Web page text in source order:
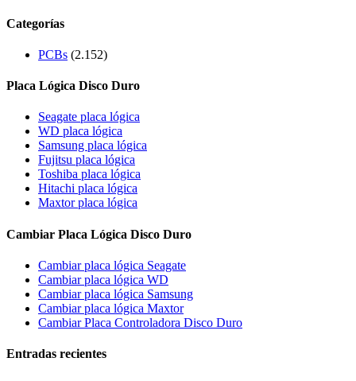
Categorías
PCBs (2.152)
Placa Lógica Disco Duro
Seagate placa lógica
WD placa lógica
Samsung placa lógica
Fujitsu placa lógica
Toshiba placa lógica
Hitachi placa lógica
Maxtor placa lógica
Cambiar Placa Lógica Disco Duro
Cambiar placa lógica Seagate
Cambiar placa lógica WD
Cambiar placa lógica Samsung
Cambiar placa lógica Maxtor
Cambiar Placa Controladora Disco Duro
Entradas recientes